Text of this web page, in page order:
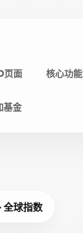
页面 核心功能
基金
全球指数